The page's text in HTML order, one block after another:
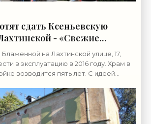
сдать Ксеньевскую
- «Свежие
на Лахтинской улице, 17,
в эксплуатацию в 2016 году. Храм в
возводится пять лет. С идеей